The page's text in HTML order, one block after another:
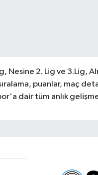
Nesine 2. Lig ve 3.Lig,
puanlar, maç
dair tüm anlık